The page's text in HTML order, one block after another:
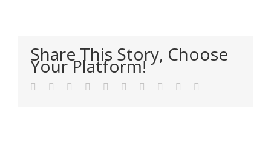
Share This Story, Choose
Your Platform!
Facebook
TwitterLinkedIn
Reddit WhatsApp
TumblrPinterest Xing